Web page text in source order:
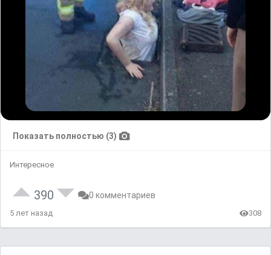
Показать полностью (3)
Интересное
390 0 комментариев
5 лет назад 308